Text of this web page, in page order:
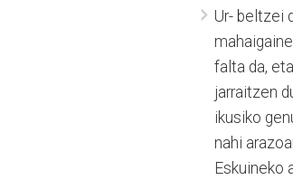
Ur- beltzei
falta da,
jarraitzen
ikusiko
nahi
Eskuineko